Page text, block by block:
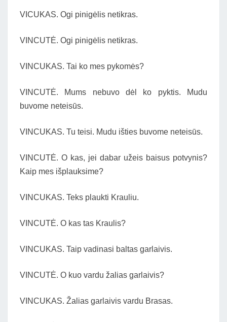
VICUKAS. Ogi pinigėlis netikras.
VINCUTĖ. Ogi pinigėlis netikras.
VINCUKAS. Tai ko mes pykomės?
VINCUTĖ. Mums nebuvo dėl ko pyktis. Mudu
buvome neteisūs.
VINCUKAS. Tu teisi. Mudu išties buvome neteisūs.
VINCUTĖ. O kas, jei dabar užeis baisus potvynis?
Kaip mes išplauksime?
VINCUKAS. Teks plaukti Krauliu.
VINCUTĖ. O kas tas Kraulis?
VINCUKAS. Taip vadinasi baltas garlaivis.
VINCUTĖ. O kuo vardu žalias garlaivis?
VINCUKAS. Žalias garlaivis vardu Brasas.